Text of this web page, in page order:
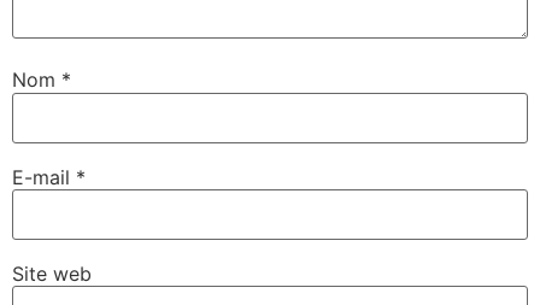
Nom *
E-mail *
Site web